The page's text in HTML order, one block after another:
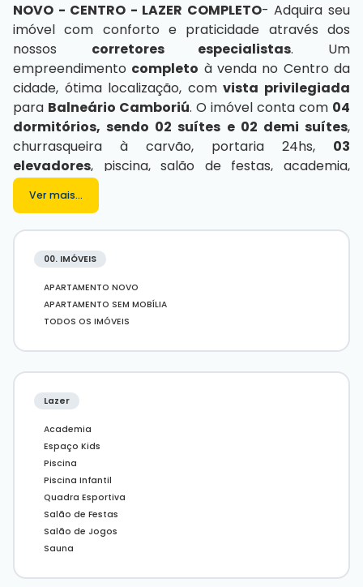
NOVO - CENTRO - LAZER COMPLETO-Adquira seu
imóvel com conforto e praticidade através dos
nossos corretores especialistas. Um
empreendimento completo à venda no Centro da
cidade, ótima localização, comvista privilegiada
para Balneário Camboriú. O imóvel conta com 04
dormitórios, sendo 02 suítes e 02 demi suítes,
churrasqueira à carvão, portaria 24hs, 03
elevadores, piscina, salão de festas, academia,
jacuzzi, entre outros ambientes para
com pessoas especiais.
Camboriú.
Características do imóvel:
04 dormitórios, sendo 02 suítes e 02 demi-
suítes
Área de serviço
Cozinha americana
Closet
Fechadura digital
02 vagas de garagem
Características do empreendimento:
Academia
Bar
Brinquedoteca
Ver mais...
00. IMÓVEIS
APARTAMENTO NOVO
APARTAMENTO SEM MOBÍLIA
TODOS OS IMÓVEIS
Lazer
Academia
Espaço Kids
Piscina
Piscina Infantil
Quadra Esportiva
Salão de Festas
Salão de Jogos
Sauna